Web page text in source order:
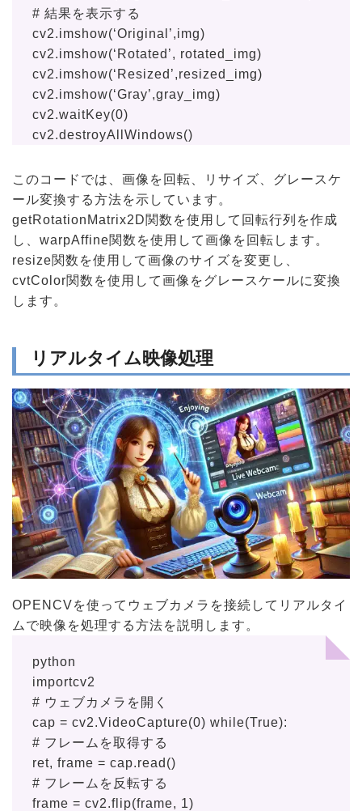
# 結果を表示する
cv2.imshow(‘Original’,img)
cv2.imshow(‘Rotated’, rotated_img)
cv2.imshow(‘Resized’,resized_img)
cv2.imshow(‘Gray’,gray_img)
cv2.waitKey(0)
cv2.destroyAllWindows()
このコードでは、画像を回転、リサイズ、グレースケ
ール変換する方法を示しています。
getRotationMatrix2D関数を使用して回転行列を作成
し、warpAffine関数を使用して画像を回転します。
resize関数を使用して画像のサイズを変更し、
cvtColor関数を使用して画像をグレースケールに変換
します。
リアルタイム映像処理
OPENCVを使ってウェブカメラを接続してリアルタイ
ムで映像を処理する方法を説明します。
python
importcv2
# ウェブカメラを開く
cap = cv2.VideoCapture(0) while(True):
# フレームを取得する
ret, frame = cap.read()
# フレームを反転する
frame = cv2.flip(frame, 1)